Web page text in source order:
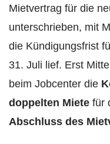
Mietvertrag für die
unterschrieben, mit
die Kündigungsfrist
31. Juli lief. Erst
beim Jobcenter die
doppelten Miete für
Abschluss des